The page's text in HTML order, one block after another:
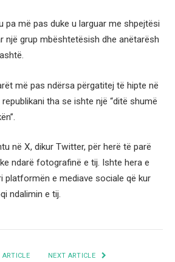
pa më pas duke u larguar me shpejtësi
një grup mbështetësish dhe anëtarësh
më pas ndërsa përgatitej të hipte në
tha se ishte një “ditë shumë
në X, dikur Twitter, për herë të parë
ndarë fotografinë e tij. Ishte hera e
platformën e mediave sociale që kur
ndalimin e tij.
ARTICLE NEXT ARTICLE